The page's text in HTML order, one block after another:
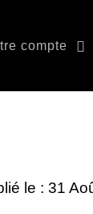
compte
le : 31